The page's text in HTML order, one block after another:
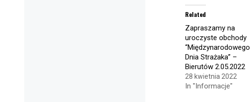
(Opens
in
new
window)window)
Related
Zapraszamy na
uroczyste obchody
“Międzynarodowego
Dnia Strażaka” –
Bierutów 2.05.2022
28 kwietnia 2022
In "Informacje"